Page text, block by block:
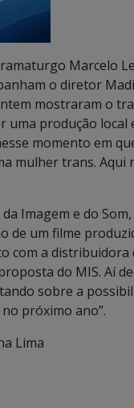
Marcelo
o diretor
mostraram o
produção local
momento em
mulher trans. Aqui
Imagem e do
de um filme
com a
do MIS. Aí
sobre a
próximo ano”.
Lima